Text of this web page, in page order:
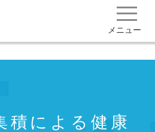
メニュー
機関･企業･施設一覧
積による健康